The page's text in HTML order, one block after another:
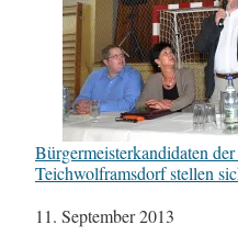
Bürgermeisterkandidaten
Teichwolframsdorf stellen
Datum
11. September 2013